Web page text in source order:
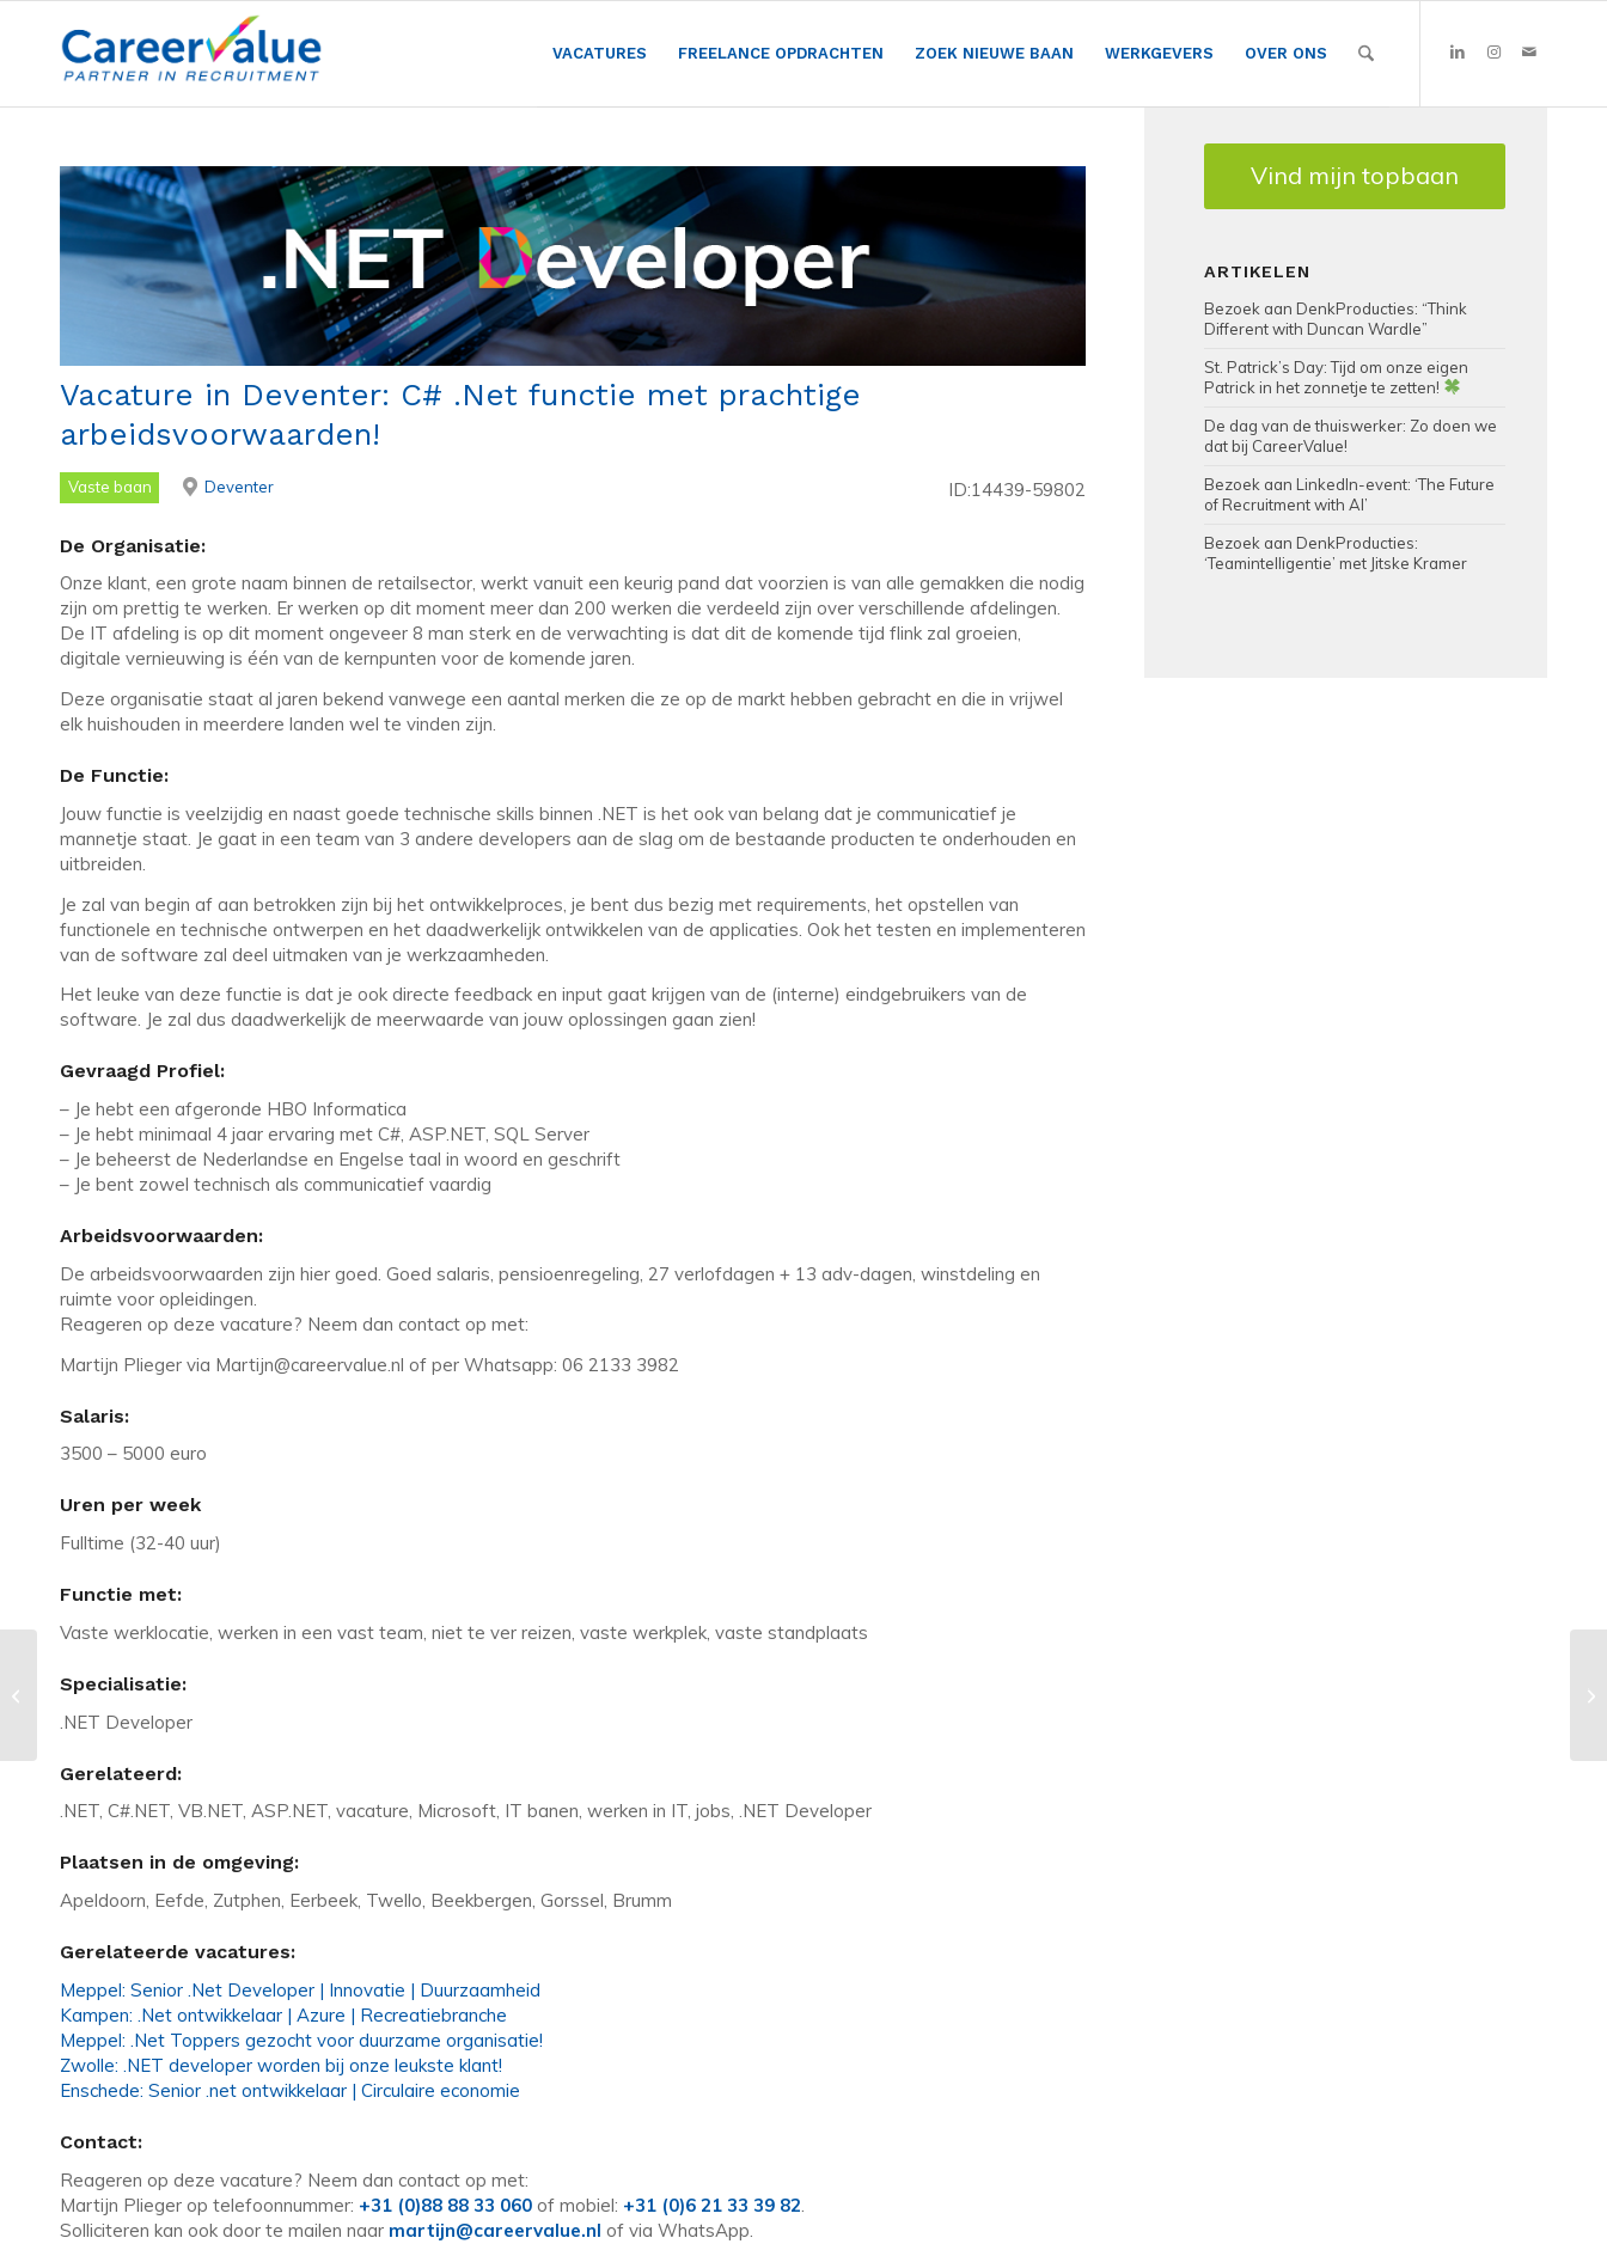
VACATURES FREELANCE OPDRACHTEN ZOEK NIEUWE BAAN WERKGEVERS OVER ONS
Vacature in Deventer: C# .Net functie met prachtige
arbeidsvoorwaarden!
Vaste baan Deventer ID:14439-59802
De Organisatie:
Onze klant, een grote naam binnen de retailsector, werkt vanuit een keurig pand dat voorzien is van alle gemakken die nodig
zijn om prettig te werken. Er werken op dit moment meer dan 200 werken die verdeeld zijn over verschillende afdelingen.
De IT afdeling is op dit moment ongeveer 8 man sterk en de verwachting is dat dit de komende tijd flink zal groeien,
digitale vernieuwing is één van de kernpunten voor de komende jaren.
Deze organisatie staat al jaren bekend vanwege een aantal merken die ze op de markt hebben gebracht en die in vrijwel
elk huishouden in meerdere landen wel te vinden zijn.
De Functie:
Jouw functie is veelzijdig en naast goede technische skills binnen .NET is het ook van belang dat je communicatief je
mannetje staat. Je gaat in een team van 3 andere developers aan de slag om de bestaande producten te onderhouden en
uitbreiden.
Je zal van begin af aan betrokken zijn bij het ontwikkelproces, je bent dus bezig met requirements, het opstellen van
functionele en technische ontwerpen en het daadwerkelijk ontwikkelen van de applicaties. Ook het testen en implementeren
van de software zal deel uitmaken van je werkzaamheden.
Het leuke van deze functie is dat je ook directe feedback en input gaat krijgen van de (interne) eindgebruikers van de
software. Je zal dus daadwerkelijk de meerwaarde van jouw oplossingen gaan zien!
Gevraagd Profiel:
– Je hebt een afgeronde HBO Informatica
– Je hebt minimaal 4 jaar ervaring met C#, ASP.NET, SQL Server
– Je beheerst de Nederlandse en Engelse taal in woord en geschrift
– Je bent zowel technisch als communicatief vaardig
Arbeidsvoorwaarden:
De arbeidsvoorwaarden zijn hier goed. Goed salaris, pensioenregeling, 27 verlofdagen + 13 adv-dagen, winstdeling en
ruimte voor opleidingen.
Reageren op deze vacature? Neem dan contact op met:
Martijn Plieger via Martijn@careervalue.nl of per Whatsapp: 06 2133 3982
Salaris:
3500 – 5000 euro
Uren per week
Fulltime (32-40 uur)
Functie met:
Vaste werklocatie, werken in een vast team, niet te ver reizen, vaste werkplek, vaste standplaats
Specialisatie:
.NET Developer
Gerelateerd:
.NET, C#.NET, VB.NET, ASP.NET, vacature, Microsoft, IT banen, werken in IT, jobs, .NET Developer
Plaatsen in de omgeving:
Apeldoorn, Eefde, Zutphen, Eerbeek, Twello, Beekbergen, Gorssel, Brumm
Gerelateerde vacatures:
Meppel: Senior .Net Developer | Innovatie | Duurzaamheid
Kampen: .Net ontwikkelaar | Azure | Recreatiebranche
Meppel: .Net Toppers gezocht voor duurzame organisatie!
Zwolle: .NET developer worden bij onze leukste klant!
Enschede: Senior .net ontwikkelaar | Circulaire economie
Contact:
Reageren op deze vacature? Neem dan contact op met:
Martijn Plieger op telefoonnummer: +31 (0)88 88 33 060 of mobiel: +31 (0)6 21 33 39 82
Solliciteren kan ook door te mailen naar martijn@careervalue.nl of via WhatsApp.
Vind mijn topbaan
ARTIKELEN
Bezoek aan DenkProducties: “Think
Different with Duncan Wardle”
St. Patrick’s Day: Tijd om onze eigen
Patrick in het zonnetje te zetten!
De dag van de thuiswerker: Zo doen we
dat bij CareerValue!
Bezoek aan LinkedIn-event: ‘The Future
of Recruitment with AI’
Bezoek aan DenkProducties:
‘Teamintelligentie’ met Jitske Kramer
Vacature in Waalwijk: .NET expert